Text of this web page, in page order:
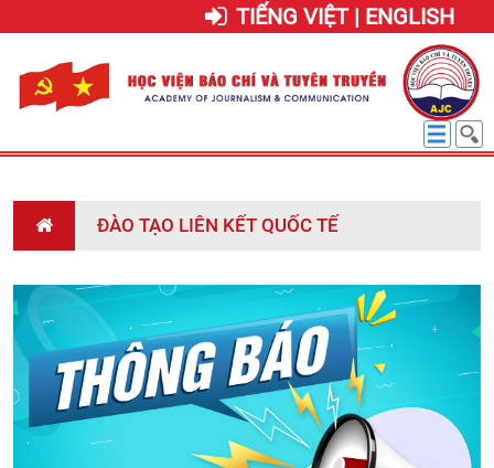
TIẾNG VIỆT | ENGLISH
ĐÀO TẠO LIÊN KẾT QUỐC TẾ